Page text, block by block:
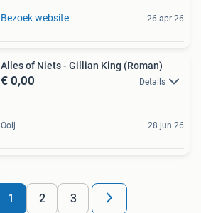
Bezoek website 26 apr 26
Alles of Niets - Gillian King (Roman)
€ 0,00 Details
Ooij 28 jun 26
1 2 3